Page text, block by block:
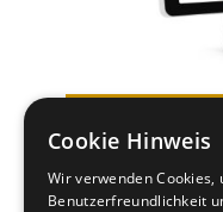
JETZT
Cookie Hinweis
Wir verwenden Cookies,
Benutzerfreundlichkeit